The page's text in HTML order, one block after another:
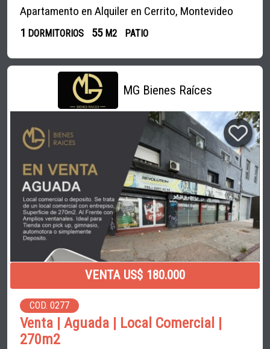
Apartamento en Alquiler en Cerrito, Montevideo
1 DORMITORIOS 55 M2 PATIO
MG Bienes Raíces
VENTA US$ 180.000
COD. 0277
Venta | Aguada | Local Comercial |
270m2